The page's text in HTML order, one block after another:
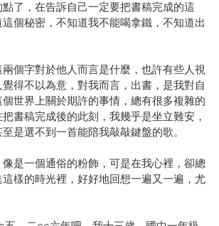
了，在告訴自己一定要把書稿完成的這
個秘密，不知道我不能喝拿鐵，不知道出
個字對於他人而言是什麼，也許有些人視
得不以為意，對我而言，出書，是我對自
世界上關於期許的事情，總有很多複雜的
書稿完成後的此刻，我幾乎是坐立難安，
是選不到一首能陪我敲敲鍵盤的歌。
是一個通俗的粉飾，可是在我心裡，卻總
樣的時光裡，好好地回想一遍又一遍，尤